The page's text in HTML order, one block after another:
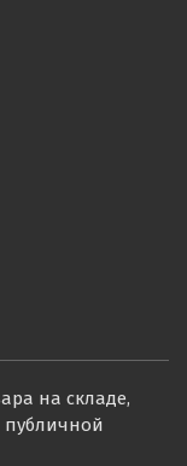
на складе,
публичной